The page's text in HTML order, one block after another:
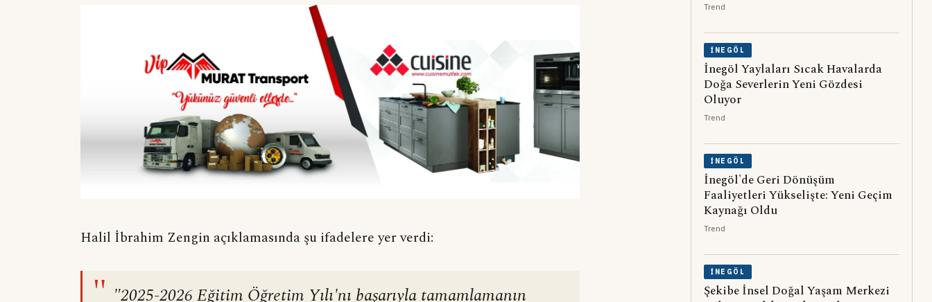
Halil İbrahim Zengin açıklamasında şu ifadelere yer verdi:
"2025-2026 Eğitim Öğretim Yılı'nı başarıyla tamamlamanın
Trend
İNEGÖL
İnegöl Yaylaları Sıcak Havalarda
Doğa Severlerin Yeni Gözdesi
Oluyor
Trend
İNEGÖL
İnegöl'de Geri Dönüşüm
Faaliyetleri Yükselişte: Yeni Geçim
Kaynağı Oldu
Trend
İNEGÖL
Şekibe İnsel Doğal Yaşam Merkezi